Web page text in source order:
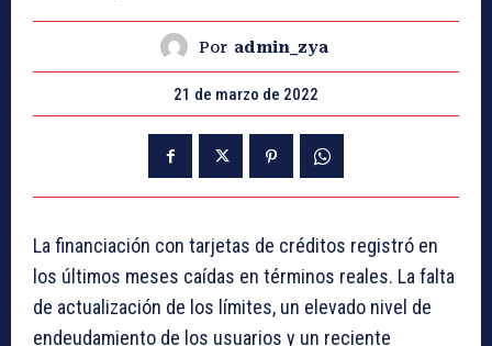
Por admin_zya
21 de marzo de 2022
La financiación con tarjetas de créditos registró en
los últimos meses caídas en términos reales. La falta
de actualización de los límites, un elevado nivel de
endeudamiento de los usuarios y un reciente